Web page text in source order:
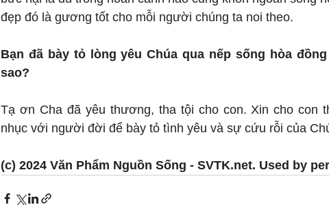
đẹp đó là gương tốt cho mỗi người chúng ta noi theo.
Bạn đã bày tỏ lòng yêu Chúa qua nếp sống hòa
sao?
Tạ ơn Cha đã yêu thương, tha tội cho con. Xin cho con
nhục với người đời để bày tỏ tình yêu và sự cứu rỗi của
(c) 2024 Văn Phẩm Nguồn Sống - SVTK.net. Used by